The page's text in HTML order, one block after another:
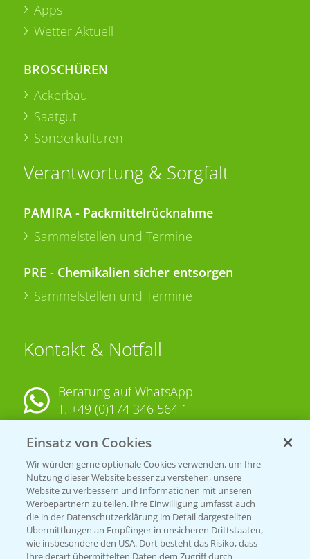
Apps
Wetter Aktuell
BROSCHÜREN
Ackerbau
Saatgut
Sonderkulturen
Verantwortung & Sorgfalt
PAMIRA - Packmittelrücknahme
Sammelstellen und Termine
PRE - Chemikalien sicher entsorgen
Sammelstellen und Termine
Kontakt & Notfall
Beratung auf WhatsApp
T. +49 (0)174 346 564 1
KONTAKT
Hilfe in Notfällen
T.+49 (0)214/30-20220
Einsatz von Cookies
Wir würden gerne optionale Cookies verwenden, um Ihre
Nutzung dieser Website besser zu verstehen, unsere
Website zu verbessern und Informationen mit unseren
Werbepartnern zu teilen. Ihre Einwilligung umfasst auch
die in der Datenschutzerklärung im Detail dargestellten
Übermittlungen an Empfänger in unsicheren Drittstaaten,
wie insbesondere den USA. Dort besteht das Risiko, dass
Ihre derart übermittelten Daten dem Zugriff durch